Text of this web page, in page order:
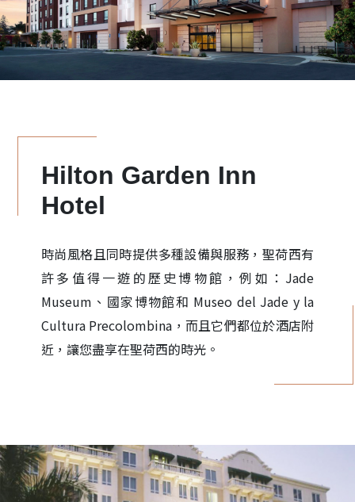
Hilton Garden Inn
Hotel
時尚風格且同時提供多種設備與服務，聖荷西有
許多值得一遊的歷史博物館，例如：Jade
Museum、國家博物館和 Museo del Jade y la
Cultura Precolombina，而且它們都位於酒店附
近，讓您盡享在聖荷西的時光。